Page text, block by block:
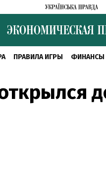
ПРАВИЛА ИГРЫ ФИНАНСЫ